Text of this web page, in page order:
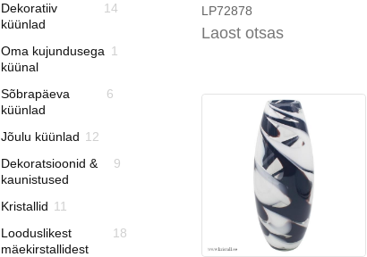
Dekoratiiv
küünlad
14
Oma kujundusega
küünal
1
Sõbrapäeva
küünlad
6
Jõulu küünlad 12
Dekoratsioonid &
kaunistused
9
Kristallid 11
Looduslikest
mäekirstallidest
18
LP72878
Laost otsas